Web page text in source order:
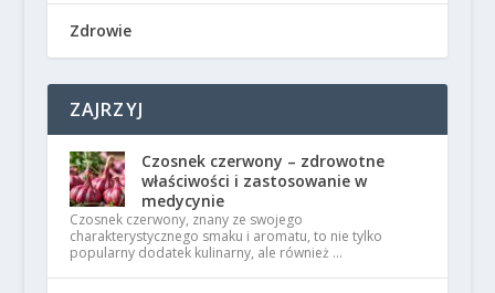
Zdrowie
ZAJRZYJ
Czosnek czerwony – zdrowotne
właściwości i zastosowanie w
medycynie
Czosnek czerwony, znany ze swojego
charakterystycznego smaku i aromatu, to nie tylko
popularny dodatek kulinarny, ale również …